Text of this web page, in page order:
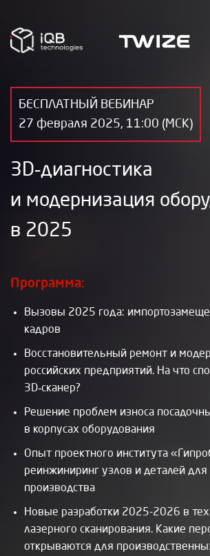
БЕСПЛАТНЫЙ ВЕБИНАР
27 февраля 2025, 11:00 (МСК)
3D‑диагностика
и модернизация
в 2025
Программа:
Вызовы 2025 года:
кадров
Восстановительный ремонт и
российских предприятий. На что
3D‑сканер?
Решение проблем износа
в корпусах оборудования
Опыт проектного института
реинжиниринг узлов и деталей
производства
Новые разработки 2025-2026 в
лазерного сканирования. Какие
открываются для